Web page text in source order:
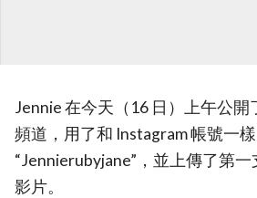
Jennie 在今天（16 日）上午公開
頻道，用了和 Instagram 帳號一
“Jennierubyjane”，並上傳了第
影片。